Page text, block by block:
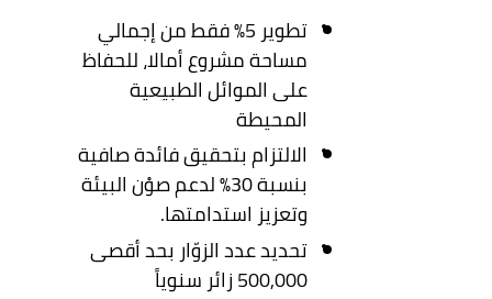
تطوير 5% فقط من إجمالي
مساحة مشروع أمالا، للحفاظ
على الموائل الطبيعية
المحيطة
الالتزام بتحقيق فائدة صافية
بنسبة 30% لدعم صوْن البيئة
وتعزيز استدامتها.
تحديد عدد الزوّار بحد أقصى
500,000 زائر سنوياً